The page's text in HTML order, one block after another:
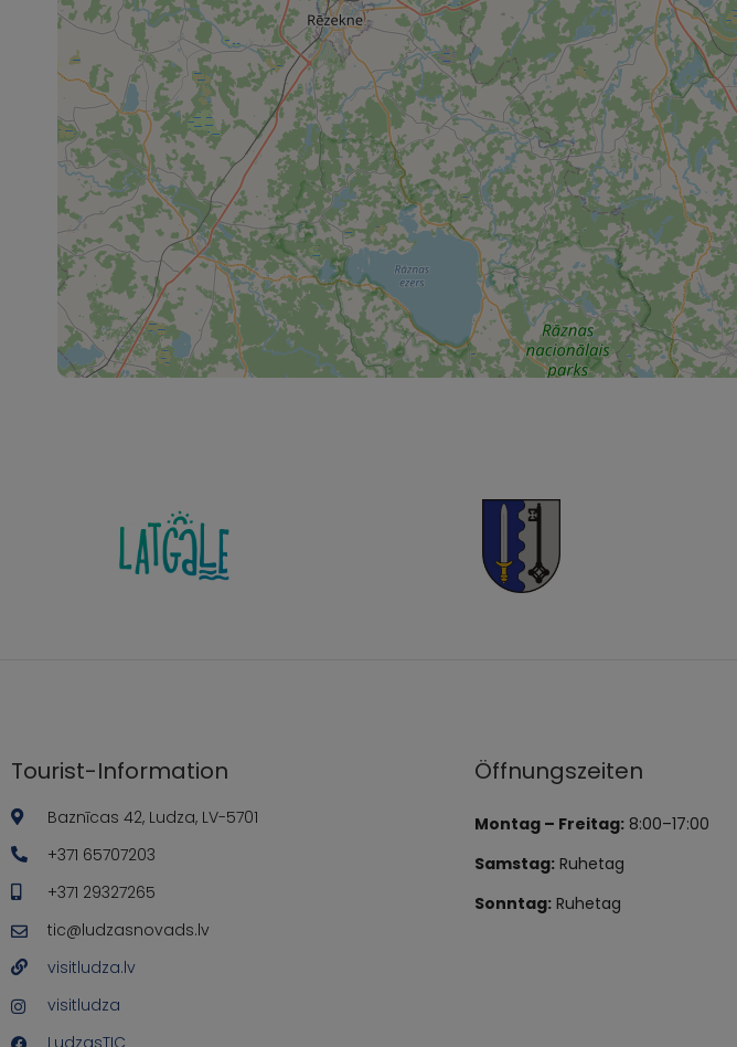
Tourist-Information
Baznīcas 42, Ludza, LV-5701
+371 65707203
+371 29327265
tic@ludzasnovads.lv
visitludza.lv
visitludza
LudzasTIC
Öffnungszeiten
Montag – Freitag:8:00–17:00
Samstag:Ruhetag
Sonntag:Ruhetag